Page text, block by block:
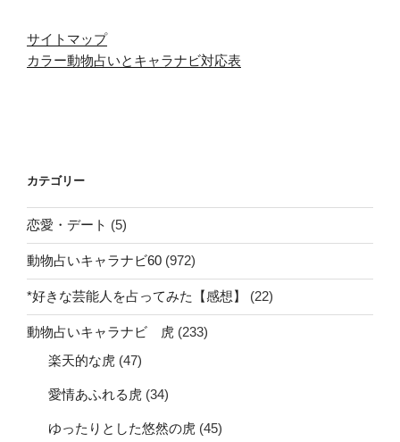
サイトマップ
カラー動物占いとキャラナビ対応表
カテゴリー
恋愛・デート (5)
動物占いキャラナビ60 (972)
*好きな芸能人を占ってみた【感想】 (22)
動物占いキャラナビ 虎 (233)
楽天的な虎 (47)
愛情あふれる虎 (34)
ゆったりとした悠然の虎 (45)